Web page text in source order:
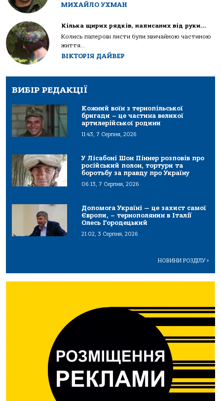
МИХАЙЛО УХМАН
Кілька щирих рядків, написаних від руки…
Колись паперові листи були звичайною частиною
життя...
ВІКТОРІЯ ДАЙВЕР
ВИБІР РЕДАКЦІЇ
Кожний воїн з тернопільської
бригади – це частина великої
артилерійської родини
11:43, 7 Серпня, 2026
У Лісабоні Шон Піннер розповів про
російський полон, тортури та
боротьбу за правду про Україну
06:13, 7 Серпня, 2026
Допомога Україні — це захист самої
Європи, – тернополянин в Італії
Олесь Городецький
21:02, 3 Серпня, 2026
НОВИНИ РОЗДІЛУ>